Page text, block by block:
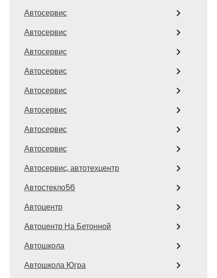
Автосервис
Автосервис
Автосервис
Автосервис
Автосервис
Автосервис
Автосервис
Автосервис
Автосервис, автотехцентр
Автостекло56
Автоцентр
Автоцентр На Бетонной
Автошкола
Автошкола Югра